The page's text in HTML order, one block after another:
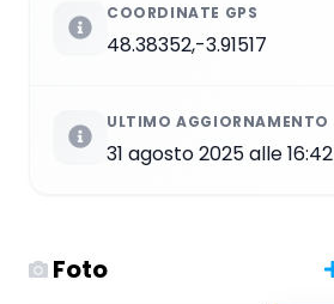
COORDINATE GPS
48.38352,-3.91517
ULTIMO AGGIORNAMENTO
31 agosto 2025 alle 16:42
Foto